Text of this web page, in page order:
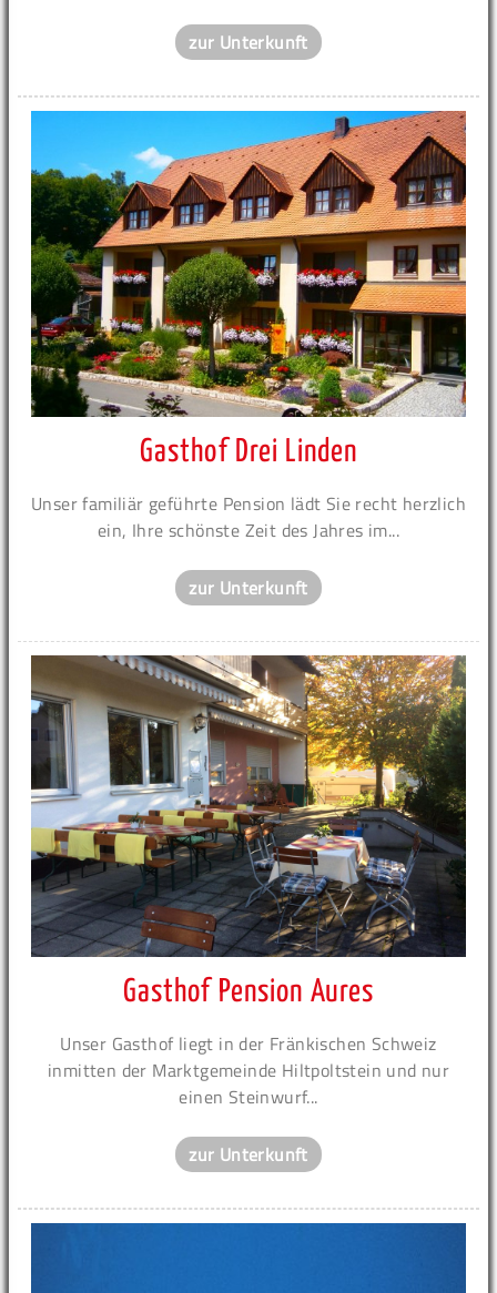
zur Unterkunft
Gasthof Drei Linden
Unser familiär geführte Pension lädt Sie recht herzlich
ein, Ihre schönste Zeit des Jahres im...
zur Unterkunft
Gasthof Pension Aures
Unser Gasthof liegt in der Fränkischen Schweiz
inmitten der Marktgemeinde Hiltpoltstein und nur
einen Steinwurf...
zur Unterkunft